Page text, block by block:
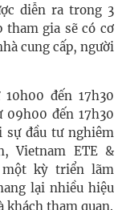
diễn ra trong 3
tham gia sẽ có cơ
cung cấp, người
đến 17h30
09h00 đến 17h30
sự đầu tư nghiêm
Vietnam ETE &
một kỳ triển lãm
lại nhiều hiệu
khách tham quan.